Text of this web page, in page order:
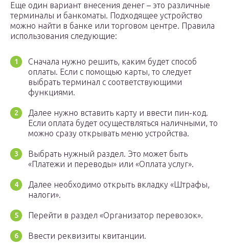
Еще один вариант внесения денег – это различные
терминалы и банкоматы. Подходящее устройство
можно найти в банке или торговом центре. Правила
использования следующие:
Сначала нужно решить, каким будет способ
оплаты. Если с помощью карты, то следует
выбрать терминал с соответствующими
функциями.
Далее нужно вставить карту и ввести пин-код.
Если оплата будет осуществляться наличными, то
можно сразу открывать меню устройства.
Выбрать нужный раздел. Это может быть
«Платежи и переводы» или «Оплата услуг».
Далее необходимо открыть вкладку «Штрафы,
налоги».
Перейти в раздел «Организатор перевозок».
Ввести реквизиты квитанции.